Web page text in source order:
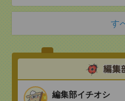
す
編集部イチオシ